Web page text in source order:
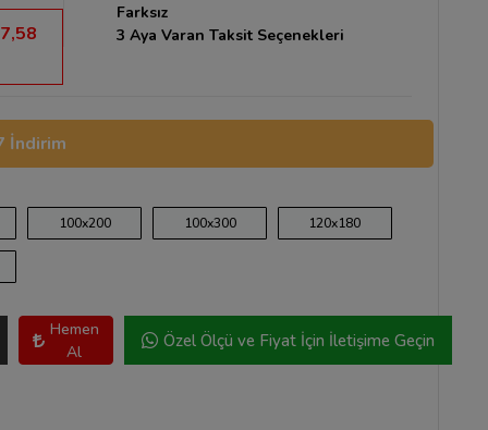
Farksız
3 Aya Varan Taksit Seçenekleri
İndirim
100x200 100x300 120x180
Hemen
Al
Özel Ölçü ve Fiyat İçin İletişime Geçin